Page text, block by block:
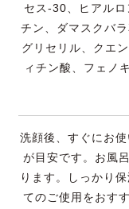
セス-30、ヒアル
チン、ダマスクバ
グリセリル、クエ
ィチン酸、フェノ
洗顔後、すぐにお
が目安です。お風
ります。しっかり
てのご使用をおす